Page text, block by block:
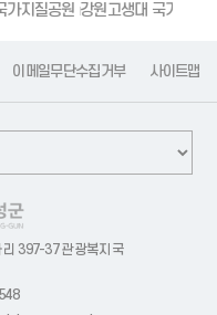
원 강원고생대 국가지질공원
이메일무단수집거부 사이트맵
397-37 관광복지국